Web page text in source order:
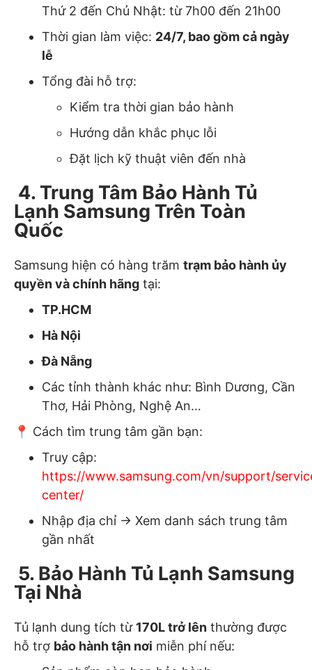
Thứ 2 đến Chủ Nhật: từ 7h00 đến 21h00
Thời gian làm việc: 24/7, bao gồm cả ngày
lễ
Tổng đài hỗ trợ:
Kiểm tra thời gian bảo hành
Hướng dẫn khắc phục lỗi
Đặt lịch kỹ thuật viên đến nhà
4. Trung Tâm Bảo Hành Tủ
Lạnh Samsung Trên Toàn
Quốc
Samsung hiện có hàng trăm trạm bảo hành ủy
quyền và chính hãng tại:
TP.HCM
Hà Nội
Đà Nẵng
Các tỉnh thành khác như: Bình Dương, Cần
Thơ, Hải Phòng, Nghệ An…
📍 Cách tìm trung tâm gần bạn:
Truy cập:
https://www.samsung.com/vn/support/
center/
Nhập địa chỉ → Xem danh sách trung tâm
gần nhất
5. Bảo Hành Tủ Lạnh Samsung
Tại Nhà
Tủ lạnh dung tích từ 170L trở lên thường được
hỗ trợ bảo hành tận nơi miễn phí nếu: